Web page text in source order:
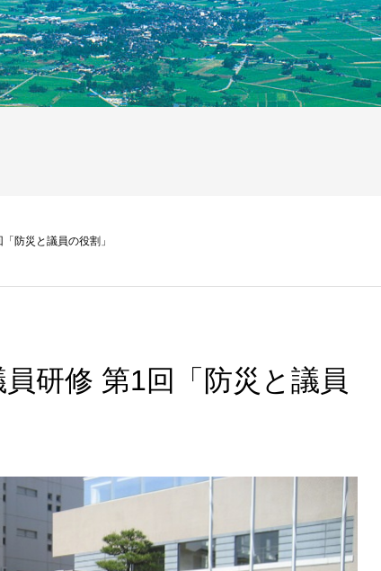
防災と議員の役割」
研修 第1回「防災と議員